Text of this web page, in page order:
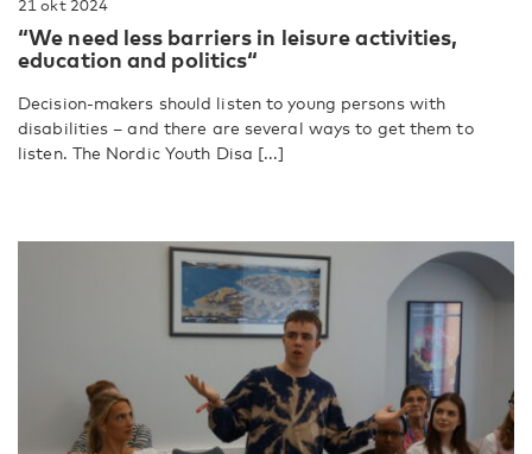
21 okt 2024
“We need less barriers in leisure activities,
education and politics“
Decision-makers should listen to young persons with
disabilities – and there are several ways to get them to
listen. The Nordic Youth Disa [...]